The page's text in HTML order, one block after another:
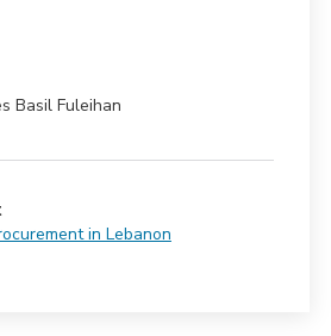
Basil Fuleihan
in Lebanon